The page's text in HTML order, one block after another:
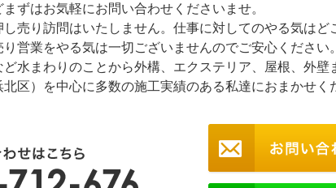
ずはお気軽にお問い合わせくださいませ。
売り訪問はいたしません。仕事に対してのやる気はど
営業をやる気は一切ございませんのでご安心ください
水まわりのことから外構、エクステリア、屋根、外壁
区）を中心に多数の施工実績のある私達におまかせく